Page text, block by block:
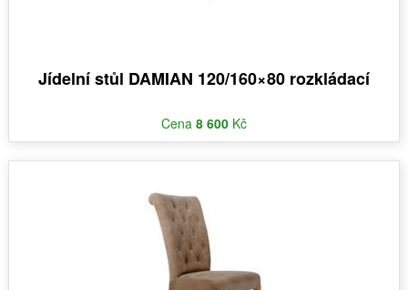
Jídelní stůl DAMIAN 120/160×80 rozkládací
Cena 8 600 Kč